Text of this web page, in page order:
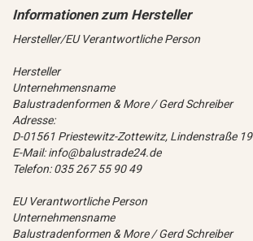
Hersteller/EU Verantwortliche Person
Hersteller
Unternehmensname
Balustradenformen & More / Gerd Schreiber
Adresse:
D-01561 Priestewitz-Zottewitz, Lindenstraße 19
E-Mail: info@balustrade24.de
Telefon: 035 267 55 90 49
EU Verantwortliche Person
Unternehmensname
Balustradenformen & More / Gerd Schreiber